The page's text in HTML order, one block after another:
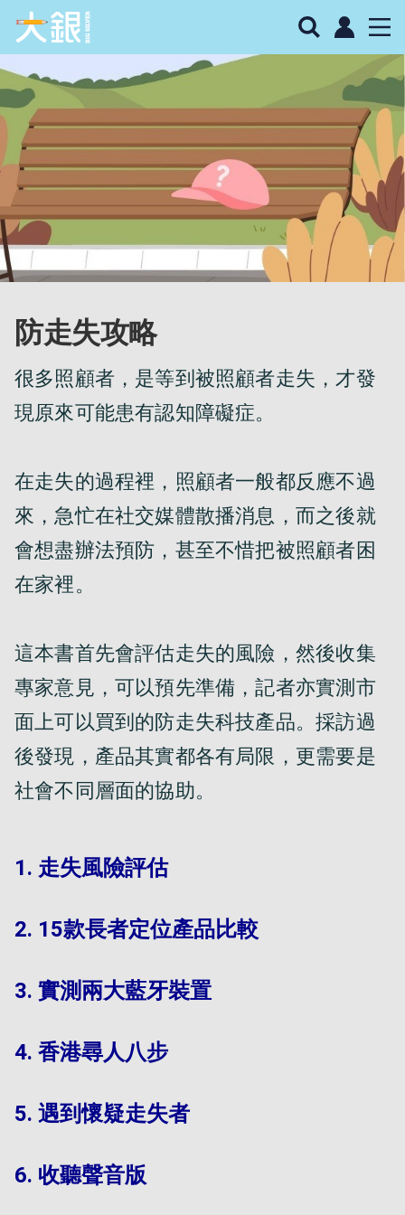
防走失攻略
很多照顧者，是等到被照顧者走失，才發
現原來可能患有認知障礙症。
在走失的過程裡，照顧者一般都反應不過
來，急忙在社交媒體散播消息，而之後就
會想盡辦法預防，甚至不惜把被照顧者困
在家裡。
這本書首先會評估走失的風險，然後收集
專家意見，可以預先準備，記者亦實測市
面上可以買到的防走失科技產品。採訪過
後發現，產品其實都各有局限，更需要是
社會不同層面的協助。
1. 走失風險評估
2. 15款長者定位產品比較
3. 實測兩大藍牙裝置
4. 香港尋人八步
5. 遇到懷疑走失者
6. 收聽聲音版